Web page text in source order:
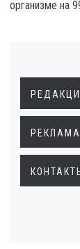
организме на
РЕКЛАМА